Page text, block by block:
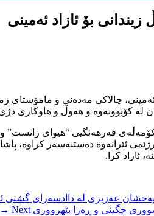
ئەمینی، چالاکی مەدەنی و
دژی ئاسایشی نیشتمانی، بە ٣ ساڵ زیندانیی تەعزیری بە
ئازاد کرا.
عەزیزی لە داادسەرای گشتی
چگینی و ڕەزا بێهرووزی Next →